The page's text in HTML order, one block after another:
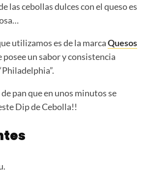
las cebollas dulces con el queso es
utilizamos es de la marcaQuesos
posee un sabor y consistencia
pan que en unos minutos se
Dip de Cebolla!!